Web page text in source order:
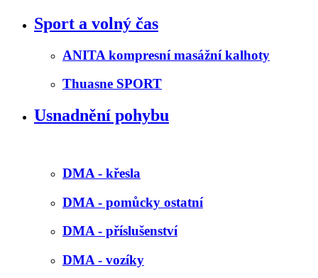
Sport a volný čas
ANITA kompresní masážní kalhoty
Thuasne SPORT
Usnadnění pohybu
DMA - křesla
DMA - pomůcky ostatní
DMA - příslušenství
DMA - vozíky